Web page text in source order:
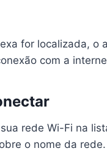
for localizada, o
com a
rede Wi-Fi na
o nome da rede.